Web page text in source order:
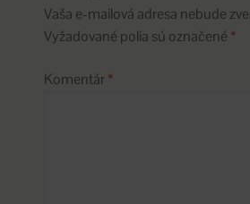
Vaša e-mailová adresa nebude
Vyžadované polia sú označené *
Komentár*